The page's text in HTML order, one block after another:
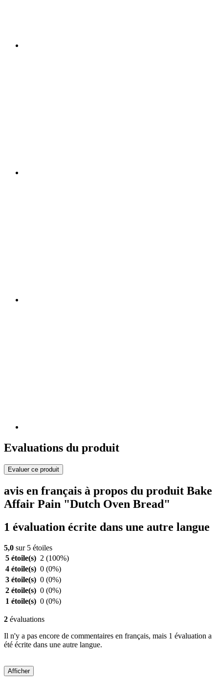
Evaluations du produit
Evaluer ce produit
avis en français à propos du produit Bake
Affair Pain "Dutch Oven Bread"
1 évaluation écrite dans une autre langue
5,0 sur 5 étoiles
5 étoile(s) 2 (100%)
4 étoile(s) 0 (0%)
3 étoile(s) 0 (0%)
2 étoile(s) 0 (0%)
1 étoile(s) 0 (0%)
2 évaluations
Il n'y a pas encore de commentaires en français, mais 1 évaluation a
été écrite dans une autre langue.
Afficher